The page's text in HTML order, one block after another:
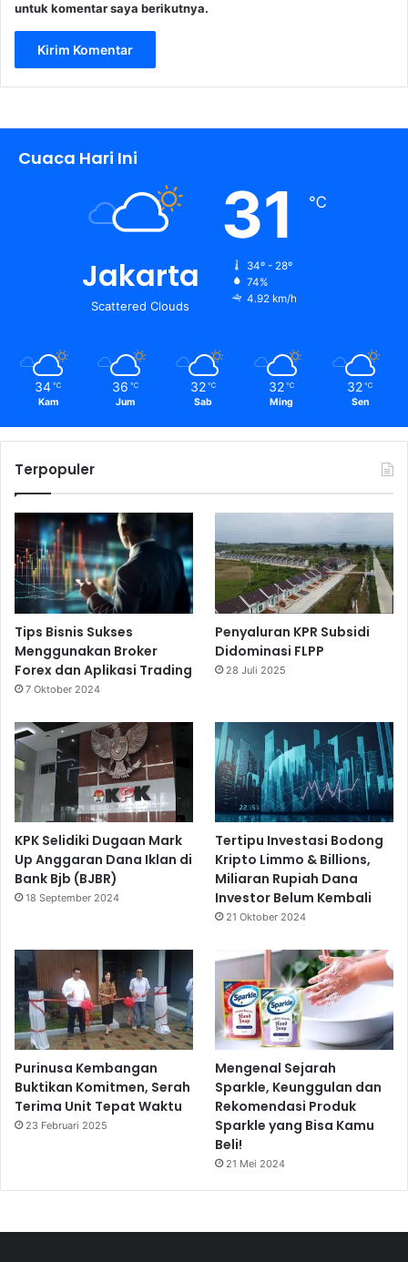
untuk komentar saya berikutnya.
Cuaca Hari Ini
Jakarta
Scattered Clouds
31 ℃
34º - 28º
74%
4.92 km/h
34 ℃
Kam
36 ℃
Jum
32 ℃
Sab
32 ℃
Ming
32 ℃
Sen
Terpopuler
Tips Bisnis Sukses
Menggunakan Broker
Forex dan Aplikasi Trading
7 Oktober 2024
Penyaluran KPR Subsidi
Didominasi FLPP
28 Juli 2025
KPK Selidiki Dugaan Mark
Up Anggaran Dana Iklan di
Bank Bjb (BJBR)
18 September 2024
Tertipu Investasi Bodong
Kripto Limmo & Billions,
Miliaran Rupiah Dana
Investor Belum Kembali
21 Oktober 2024
Purinusa Kembangan
Buktikan Komitmen, Serah
Terima Unit Tepat Waktu
23 Februari 2025
Mengenal Sejarah
Sparkle, Keunggulan dan
Rekomendasi Produk
Sparkle yang Bisa Kamu
Beli!
21 Mei 2024